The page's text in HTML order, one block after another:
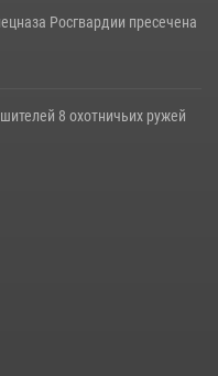
Росгвардии пресечена
8 охотничьих ружей